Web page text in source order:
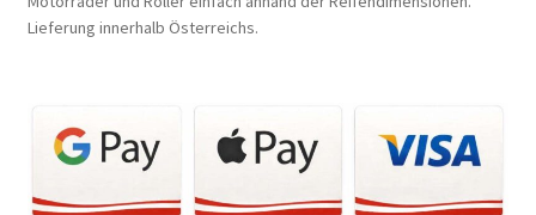
Lieferung innerhalb Österreichs.